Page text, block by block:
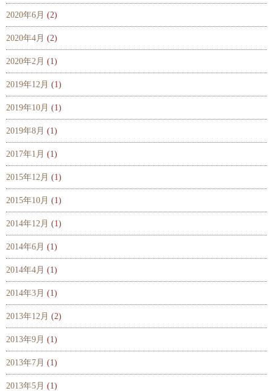
2020年6月 (2)
2020年4月 (2)
2020年2月 (1)
2019年12月 (1)
2019年10月 (1)
2019年8月 (1)
2017年1月 (1)
2015年12月 (1)
2015年10月 (1)
2014年12月 (1)
2014年6月 (1)
2014年4月 (1)
2014年3月 (1)
2013年12月 (2)
2013年9月 (1)
2013年7月 (1)
2013年5月 (1)